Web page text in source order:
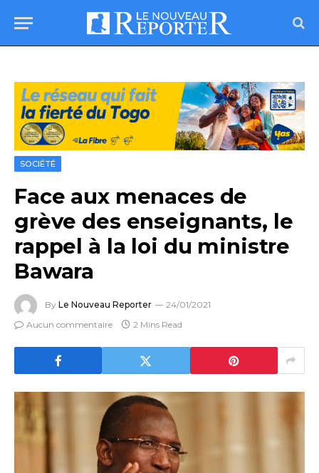
SOCIÉTÉ
Face aux menaces de
grève des enseignants, le
rappel à la loi du ministre
Bawara
By Le Nouveau Reporter
24/01/2021
Aucun commentaire
2 Mins Read